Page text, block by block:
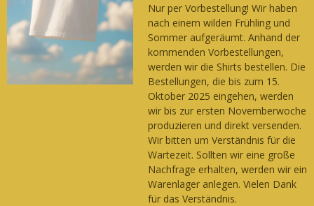
Nur per Vorbestellung! Wir haben
nach einem wilden Frühling und
Sommer aufgeräumt. Anhand der
kommenden Vorbestellungen,
werden wir die Shirts bestellen. Die
Bestellungen, die bis zum 15.
Oktober 2025 eingehen, werden
wir bis zur ersten Novemberwoche
produzieren und direkt versenden.
Wir bitten um Verständnis für die
Wartezeit. Sollten wir eine große
Nachfrage erhalten, werden wir ein
Warenlager anlegen. Vielen Dank
für das Verständnis.